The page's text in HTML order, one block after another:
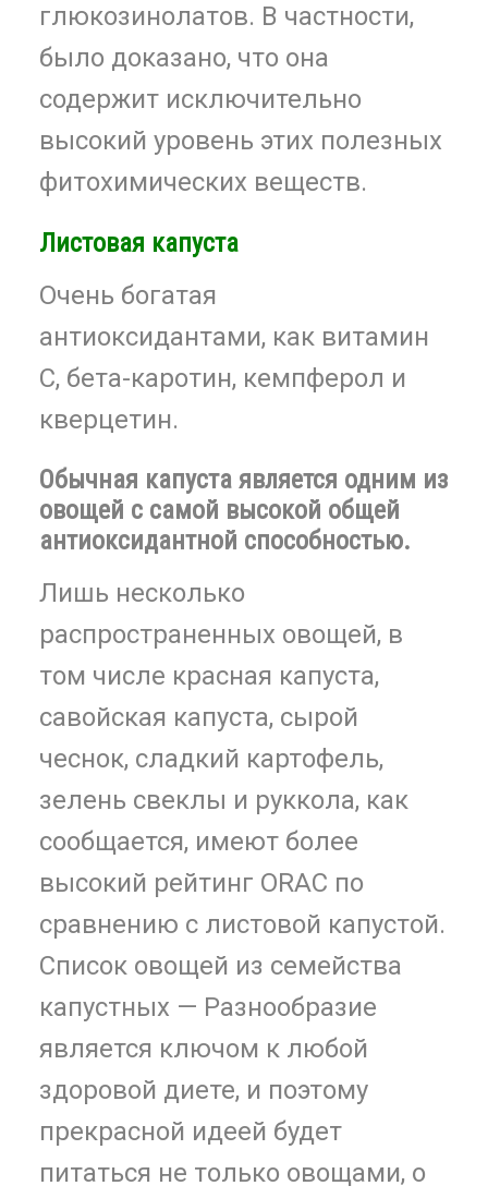
глюкозинолатов. В частности,
было доказано, что она
содержит исключительно
высокий уровень этих полезных
фитохимических веществ.
Листовая капуста
Очень богатая
антиоксидантами, как витамин
С, бета-каротин, кемпферол и
кверцетин.
Обычная капуста является одним из
овощей с самой высокой общей
антиоксидантной способностью.
Лишь несколько
распространенных овощей, в
том числе красная капуста,
савойская капуста, сырой
чеснок, сладкий картофель,
зелень свеклы и руккола, как
сообщается, имеют более
высокий рейтинг ORAC по
сравнению с листовой капустой.
Список овощей из семейства
капустных — Разнообразие
является ключом к любой
здоровой диете, и поэтому
прекрасной идеей будет
питаться не только овощами, о